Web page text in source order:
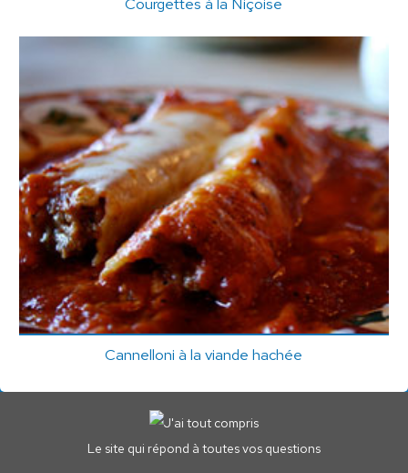
Courgettes à la Niçoise
Cannelloni à la viande hachée
Le site qui répond à toutes vos questions